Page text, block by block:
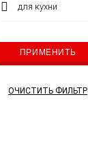
для кухни
ПРИМЕНИТЬ
ОЧИСТИТЬ ФИЛЬТР